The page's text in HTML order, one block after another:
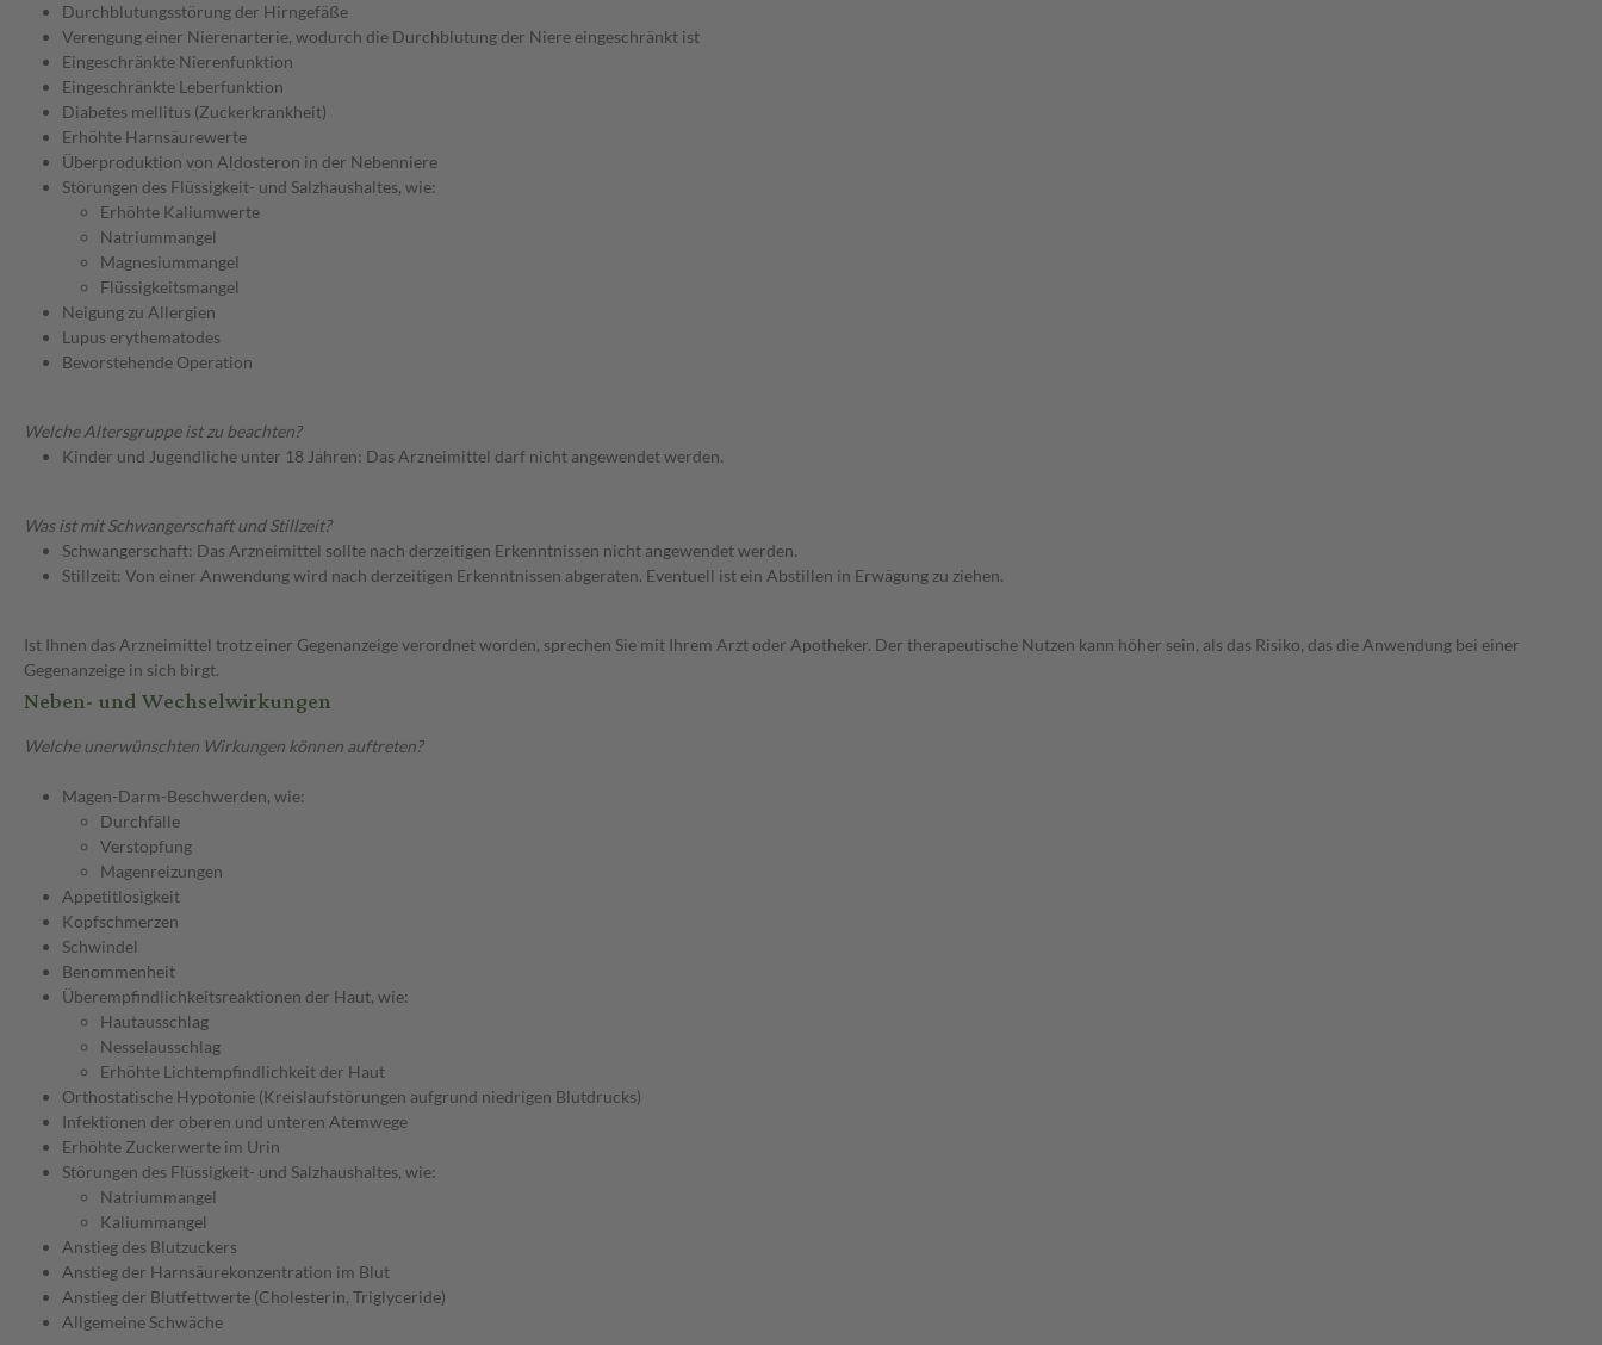
Durchblutungsstörung der Hirngefäße
Verengung einer Nierenarterie, wodurch die Durchblutung der Niere eingeschränkt ist
Eingeschränkte Nierenfunktion
Eingeschränkte Leberfunktion
Diabetes mellitus (Zuckerkrankheit)
Erhöhte Harnsäurewerte
Überproduktion von Aldosteron in der Nebenniere
Störungen des Flüssigkeit- und Salzhaushaltes, wie:
Erhöhte Kaliumwerte
Natriummangel
Magnesiummangel
Flüssigkeitsmangel
Neigung zu Allergien
Lupus erythematodes
Bevorstehende Operation
Welche Altersgruppe ist zu beachten?
Kinder und Jugendliche unter 18 Jahren: Das Arzneimittel darf nicht angewendet werden.
Was ist mit Schwangerschaft und Stillzeit?
Schwangerschaft: Das Arzneimittel sollte nach derzeitigen Erkenntnissen nicht angewendet werden.
Stillzeit: Von einer Anwendung wird nach derzeitigen Erkenntnissen abgeraten. Eventuell ist ein Abstillen in Erwägung zu ziehen.
Ist Ihnen das Arzneimittel trotz einer Gegenanzeige verordnet worden, sprechen Sie mit Ihrem Arzt oder Apotheker. Der therapeutische Nutzen kann höher sein, als das Risiko, das die Anwendung bei einer
Gegenanzeige in sich birgt.
Neben- und Wechselwirkungen
Welche unerwünschten Wirkungen können auftreten?
Magen-Darm-Beschwerden, wie:
Durchfälle
Verstopfung
Magenreizungen
Appetitlosigkeit
Kopfschmerzen
Schwindel
Benommenheit
Überempfindlichkeitsreaktionen der Haut, wie:
Hautausschlag
Nesselausschlag
Erhöhte Lichtempfindlichkeit der Haut
Orthostatische Hypotonie (Kreislaufstörungen aufgrund niedrigen Blutdrucks)
Infektionen der oberen und unteren Atemwege
Erhöhte Zuckerwerte im Urin
Störungen des Flüssigkeit- und Salzhaushaltes, wie:
Natriummangel
Kaliummangel
Anstieg des Blutzuckers
Anstieg der Harnsäurekonzentration im Blut
Anstieg der Blutfettwerte (Cholesterin, Triglyceride)
Allgemeine Schwäche